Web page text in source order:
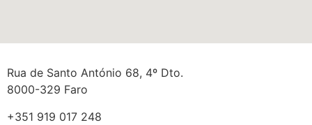
Rua de Santo António 68, 4º Dto.
8000-329 Faro
+351 919 017 248